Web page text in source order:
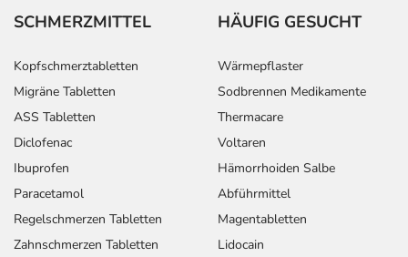
SCHMERZMITTEL
Kopfschmerztabletten
Migräne Tabletten
ASS Tabletten
Diclofenac
Ibuprofen
Paracetamol
Regelschmerzen Tabletten
Zahnschmerzen Tabletten
HÄUFIG GESUCHT
Wärmepflaster
Sodbrennen Medikamente
Thermacare
Voltaren
Hämorrhoiden Salbe
Abführmittel
Magentabletten
Lidocain